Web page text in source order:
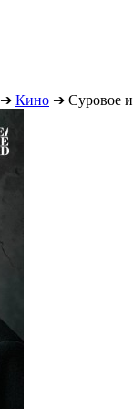
➔ Кино ➔ Суровое